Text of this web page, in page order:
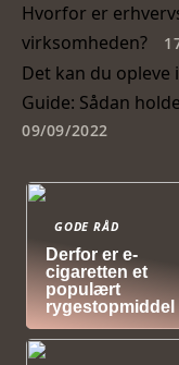
Hvorfor er
virksomheden?
Det kan du opleve
Guide: Sådan
09/09/2022
GODE RÅD
Derfor er e-
cigaretten et
populært
rygestopmiddel